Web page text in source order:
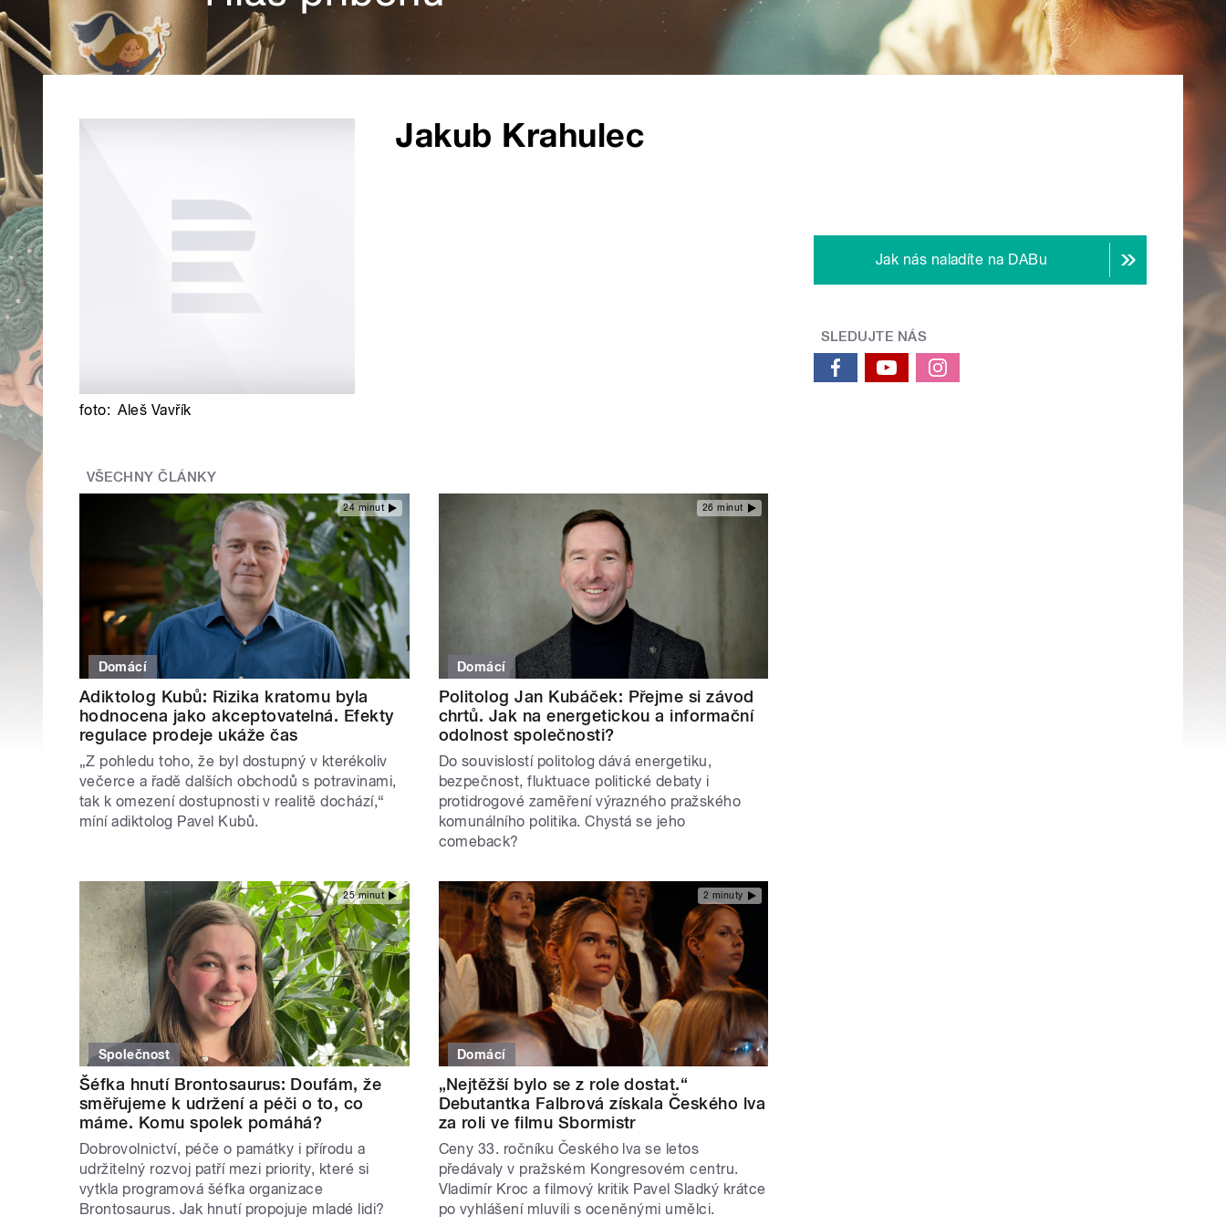
Jakub Krahulec
foto: Aleš Vavřík
VŠECHNY ČLÁNKY
24 minut
Domácí
Adiktolog Kubů: Rizika kratomu byla
hodnocena jako akceptovatelná. Efekty
regulace prodeje ukáže čas
„Z pohledu toho, že byl dostupný v kterékoliv
večerce a řadě dalších obchodů s potravinami,
tak k omezení dostupnosti v realitě dochází,“
míní adiktolog Pavel Kubů.
26 minut
Domácí
Politolog Jan Kubáček: Přejme si závod
chrtů. Jak na energetickou a informační
odolnost společnosti?
Do souvislostí politolog dává energetiku,
bezpečnost, fluktuace politické debaty i
protidrogové zaměření výrazného pražského
komunálního politika. Chystá se jeho
comeback?
25 minut
Společnost
Šéfka hnutí Brontosaurus: Doufám, že
směřujeme k udržení a péči o to, co
máme. Komu spolek pomáhá?
Dobrovolnictví, péče o památky i přírodu a
udržitelný rozvoj patří mezi priority, které si
vytkla programová šéfka organizace
Brontosaurus. Jak hnutí propojuje mladé lidi?
2 minuty
Domácí
„Nejtěžší bylo se z role dostat.“
Debutantka Falbrová získala Českého lva
za roli ve filmu Sbormistr
Ceny 33. ročníku Českého lva se letos
předávaly v pražském Kongresovém centru.
Vladimír Kroc a filmový kritik Pavel Sladký krátce
po vyhlášení mluvili s oceněnými umělci.
Jak nás naladíte na DABu
SLEDUJTE NÁS